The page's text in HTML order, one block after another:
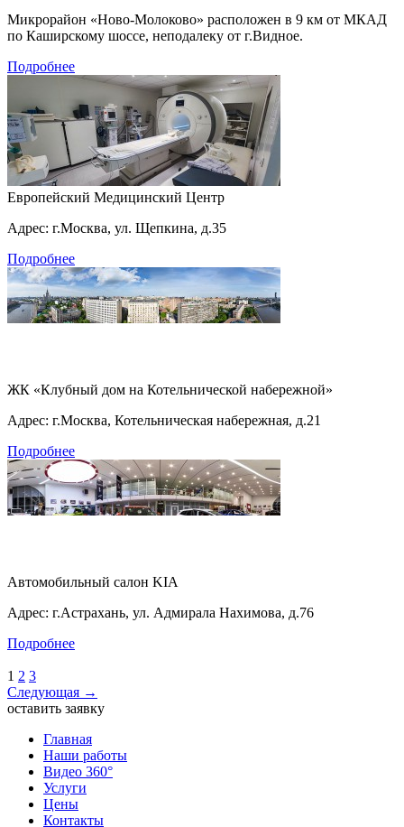
Микрорайон «Ново-Молоково» расположен в 9 км от МКАД
по Каширскому шоссе, неподалеку от г.Видное.
Подробнее
Европейский Медицинский Центр
Адрес: г.Москва, ул. Щепкина, д.35
Подробнее
ЖК «Клубный дом на Котельнической набережной»
Адрес: г.Москва, Котельническая набережная, д.21
Подробнее
Автомобильный салон KIA
Адрес: г.Астрахань, ул. Адмирала Нахимова, д.76
Подробнее
1 2 3
Следующая →
оставить заявку
Главная
Наши работы
Видео 360°
Услуги
Цены
Контакты